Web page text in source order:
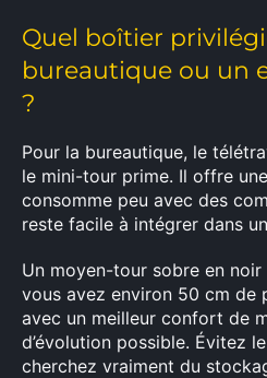
Quel boîtier
bureautique ou un
?
Pour la bureautique, le
le mini-tour prime. Il offre
consomme peu avec des
reste facile à intégrer dans
Un moyen-tour sobre en
vous avez environ 50 cm de
avec un meilleur confort de
d’évolution possible. Évitez
cherchez vraiment du